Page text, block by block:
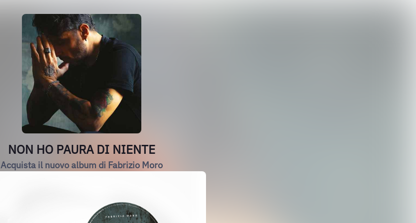
NON HO PAURA DI NIENTE
Acquista il nuovo album di Fabrizio Moro